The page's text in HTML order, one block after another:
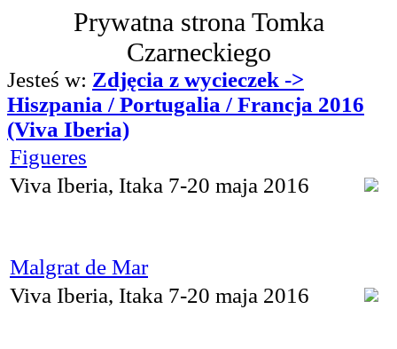
Prywatna strona Tomka
Czarneckiego
Jesteś w: Zdjęcia z wycieczek ->
Hiszpania / Portugalia / Francja 2016
(Viva Iberia)
Figueres
Viva Iberia, Itaka 7-20 maja 2016
Malgrat de Mar
Viva Iberia, Itaka 7-20 maja 2016